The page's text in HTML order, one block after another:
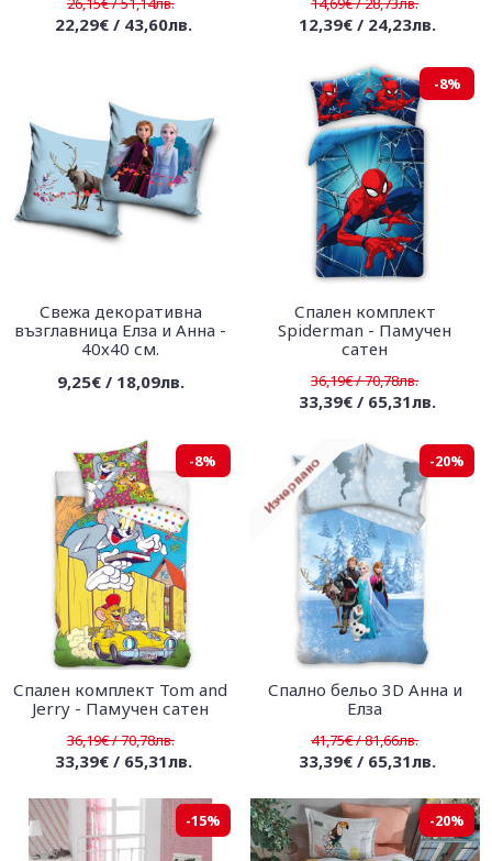
22,29€ / 43,60лв. 12,39€ / 24,23лв.
Свежа декоративна
възглавница Елза и Анна -
40х40 см.
9,25€ / 18,09лв.
-8%
Спален комплект
Spiderman - Памучен
сатен
36,19€ / 70,78лв.
33,39€ / 65,31лв.
-8%
Спален комплект Tom and
Jerry - Памучен сатен
36,19€ / 70,78лв.
33,39€ / 65,31лв.
-20%
Спално бельо 3D Анна и
Елза
41,75€ / 81,66лв.
33,39€ / 65,31лв.
-15% -20%